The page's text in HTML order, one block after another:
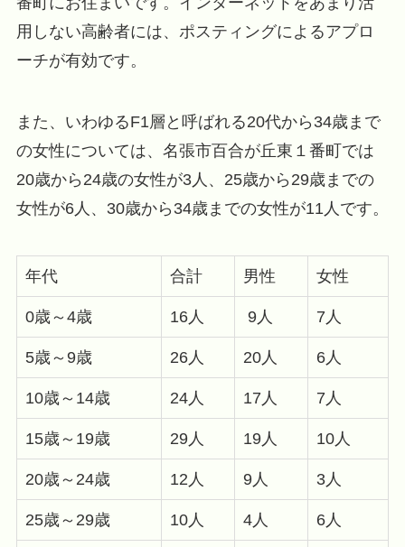
用しない高齢者には、ポスティングによるアプロ
ーチが有効です。
また、いわゆるF1層と呼ばれる20代から34歳まで
の女性については、名張市百合が丘東１番町では
20歳から24歳の女性が3人、25歳から29歳までの
女性が6人、30歳から34歳までの女性が11人です。
年代 合計 男性 女性
0歳～4歳 16人 9人 7人
5歳～9歳 26人 20人 6人
10歳～14歳 24人 17人 7人
15歳～19歳 29人 19人 10人
20歳～24歳 12人 9人 3人
25歳～29歳 10人 4人 6人